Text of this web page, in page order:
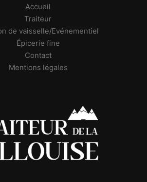
Accueil
Traiteur
de vaisselle/Evénementiel
Épicerie fine
Contact
Mentions légales